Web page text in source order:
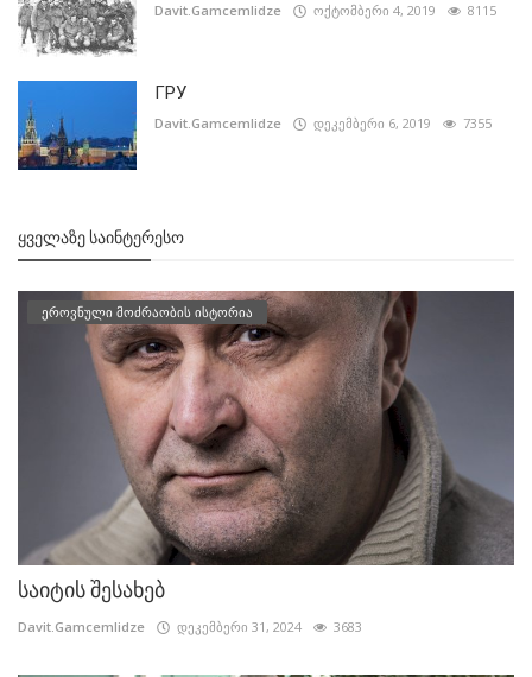
Davit.Gamcemlidze ოქტომბერი 4, 2019 8115
ГРУ
Davit.Gamcemlidze დეკემბერი 6, 2019 7355
ᲧᲕᲔᲚᲐᲖᲔ ᲡᲐᲘᲜᲢᲔᲠᲔᲡᲝ
ეროვნული მოძრაობის ისტორია
საიტის შესახებ
Davit.Gamcemlidze დეკემბერი 31, 2024 3683